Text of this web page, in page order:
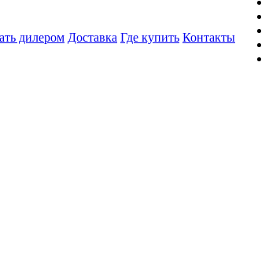
дилером Доставка Где купить Контакты